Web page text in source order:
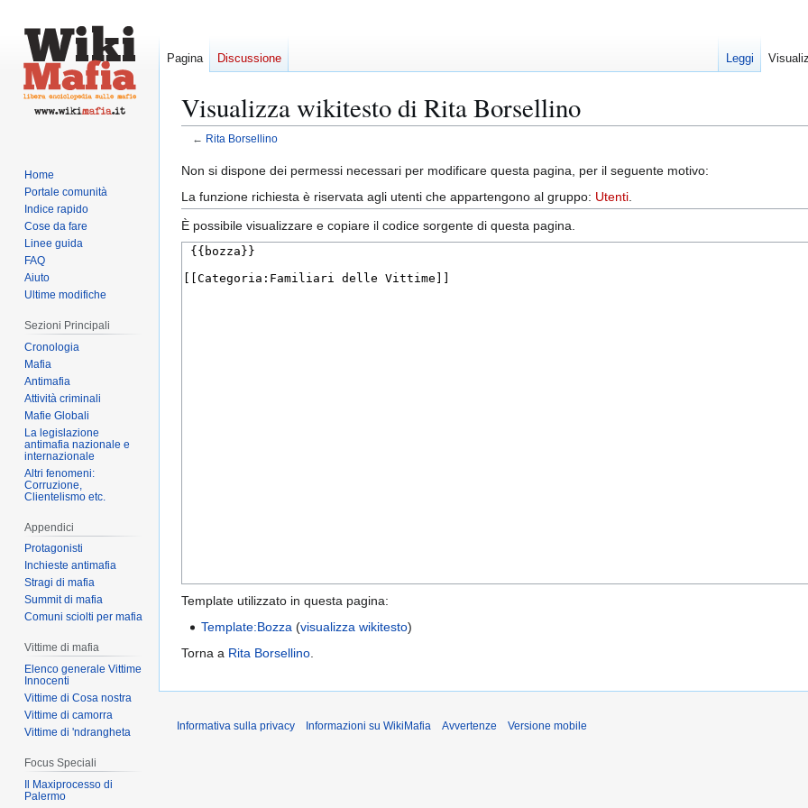
Visualizza wikitesto di Rita Borsellino
← Rita Borsellino
Vai
alla
navigazione
Vai
alla
ricerca
Non si dispone dei permessi necessari per modificare questa pagina, per il seguente motivo:
La funzione richiesta è riservata agli utenti che appartengono al gruppo: Utenti
È possibile visualizzare e copiare il codice sorgente di questa pagina.
Template utilizzato in questa pagina:
Template:Bozza (visualizza wikitesto)
Torna a Rita Borsellino
Pagina Discussione Leggi
Home
Portale comunità
Indice rapido
Cose da fare
Linee guida
FAQ
Aiuto
Ultime modifiche
Sezioni Principali
Cronologia
Mafia
Antimafia
Attività criminali
Mafie Globali
La legislazione
antimafia nazionale e
internazionale
Altri fenomeni:
Corruzione,
Clientelismo etc.
Appendici
Protagonisti
Inchieste antimafia
Stragi di mafia
Summit di mafia
Comuni sciolti per mafia
Vittime di mafia
Elenco generale Vittime
Innocenti
Vittime di Cosa nostra
Vittime di camorra
Vittime di 'ndrangheta
Focus Speciali
Il Maxiprocesso di
Palermo
Informativa sulla privacy Informazioni su WikiMafia Avvertenze Versione mobile